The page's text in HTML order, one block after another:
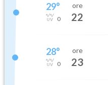
29°
0
ore
22
28°
0
ore
23